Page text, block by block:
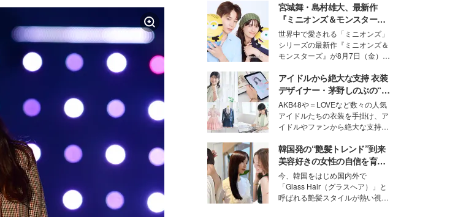
な美容の常識を大きく変える可能
性を秘めた、革新的な「Water
Capturing Skin（ウォーターキャ
プチャリングスキン：捕水肌）」
技術を、花王が構築した。
宮城舞・島村雄大、最新作
『ミニオンズ＆モンスター
ズ』の魅力熱弁 ハチャメチャ
だけじゃない“友情と絆”に感
動
世界中で愛される「ミニオンズ」
シリーズの最新作『ミニオンズ＆
モンスターズ』が8月7日（金）に
ニオン好き”という共通点を持つモ
デルの宮城舞と島村雄大の特別対
談をお届け！それぞれの視点か
ら、今作ならではの魅力や予想外
の感動をもたらす奥深いストーリ
ーについて熱く語り合ってもらっ
た。
アイドルから絶大な支持 衣装
デザイナー・茅野しのぶの“可
愛い”を作る美学＜「シチズン
クロスシー」インタビュー＞
AKB48や＝LOVEなど数々の人気
アイドルたちの衣装を手掛け、ア
イドルやファンから絶大な支持を
取締役兼クリエイティブディレク
ター・茅野しのぶ。一人ひとりの
個性に寄り添い、魅力を引き出す
衣装作りは、多くの女性たちに勇
気と自信を与え続けている。
韓国発の“艶髪トレンド”到来
美容好きの女性の自信を育む
「ヘアケア事情」って？
今、韓国をはじめ国内外で
「Glass Hair（グラスヘア）」と
呼ばれる艶髪スタイルが熱い視線